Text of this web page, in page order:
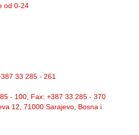
od 0-24
33 285 - 261
- 100, Fax: +387 33 285 - 370
12, 71000 Sarajevo, Bosna i